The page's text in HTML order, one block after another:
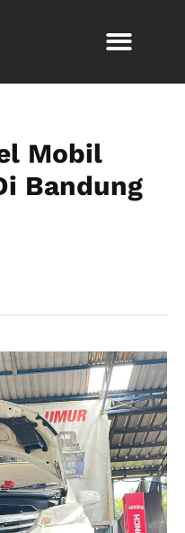
Mobil
Bandung